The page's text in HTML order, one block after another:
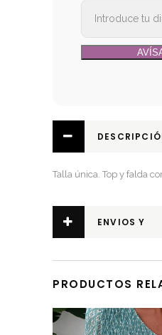
Talla única. Top y falda
ENVIOS Y
PRODUCTOS